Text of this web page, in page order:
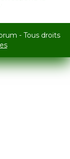
- Tous droits